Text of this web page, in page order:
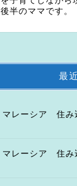
後半のママです。
最
マレーシア 住み
マレーシア 住み